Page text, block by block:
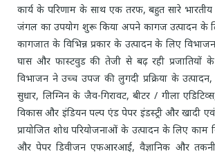
कार्य के परिणाम के साथ एक तरफ, बहुत सारे
जंगल का उपयोग शुरू किया अपने कागज उत्पादन के
कागजात के विभिन्न प्रकार के उत्पादन के लिए
घास और फास्टवुड की तेजी से बढ़ रही प्रजातियों के
विभाजन ने उच्च उपज की लुगदी प्रक्रिया के
सुधार, लिग्निन के जैव-गिरावट, बीटर / गीला
विकास और इंडियन पल्प एंड पेपर इंडस्ट्री और खादी एवं
प्रायोजित शोध परियोजनाओं के उत्पादन के लिए काम
और पेपर डिवीजन एफआरआई, वैज्ञानिक और